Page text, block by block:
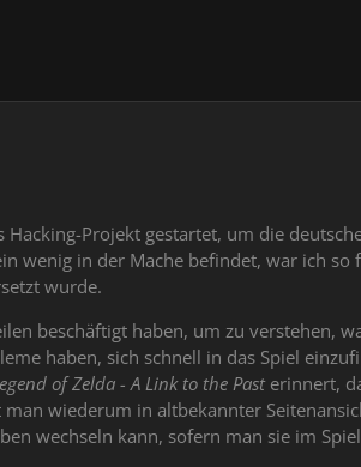
Projekt gestartet, um die
wenig in der Mache befindet, war ich
wurde.
beschäftigt haben, um zu verstehen,
haben, sich schnell in das Spiel
of Zelda - A Link to the Pasterinnert,
wiederum in altbekannter
wechseln kann, sofern man sie im